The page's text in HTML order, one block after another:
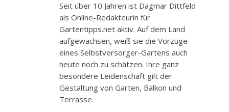
Seit über 10 Jahren ist Dagmar Dittfeld
als Online-Redakteurin für
Gartentipps.net aktiv. Auf dem Land
aufgewachsen, weiß sie die Vorzüge
eines Selbstversorger-Gartens auch
heute noch zu schätzen. Ihre ganz
besondere Leidenschaft gilt der
Gestaltung von Garten, Balkon und
Terrasse.